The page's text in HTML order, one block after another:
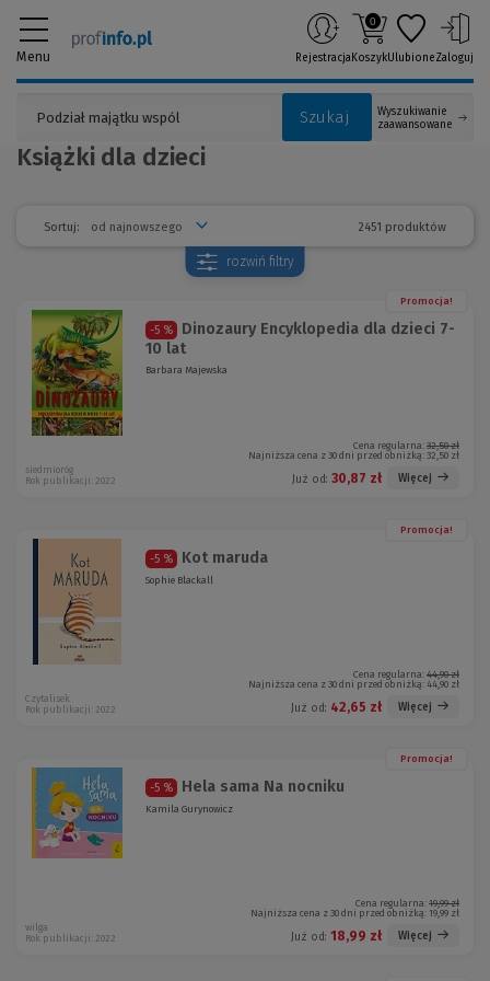
Menu
Szukaj
Wyszukiwanie
zaawansowane
Rejestracja
0
KoszykUlubioneZaloguj
Książki dla dzieci
Sortuj: 2451 produktów
rozwiń filtry
Promocja!
-5 %
Dinozaury Encyklopedia dla dzieci 7-
10 lat
Barbara Majewska
Cena regularna: 32,50 zł
Najniższa cena z 30 dni przed obniżką: 32,50 zł
Już od: 30,87 zł Więcej
siedmioróg
Rok publikacji: 2022
Promocja!
-5 % Kot maruda
Sophie Blackall
Cena regularna: 44,90 zł
Najniższa cena z 30 dni przed obniżką: 44,90 zł
Już od: 42,65 zł Więcej
Czytalisek
Rok publikacji: 2022
Promocja!
-5 % Hela sama Na nocniku
Kamila Gurynowicz
Cena regularna: 19,99 zł
Najniższa cena z 30 dni przed obniżką: 19,99 zł
Już od: 18,99 zł Więcej
wilga
Rok publikacji: 2022